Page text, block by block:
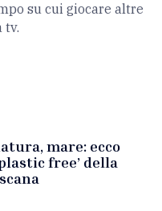
su cui giocare altre
tv.
mare: ecco
free’ della